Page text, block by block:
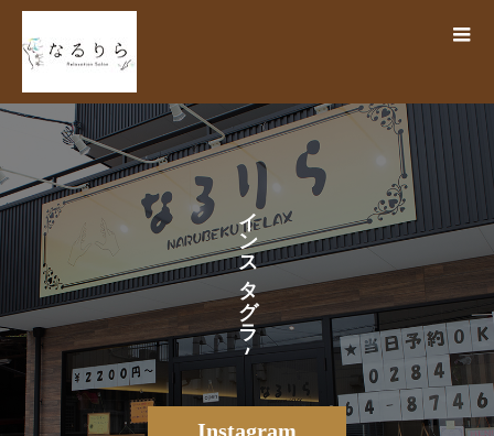
Instagram
イ
ン
ス
タ
グ
ラ
ム